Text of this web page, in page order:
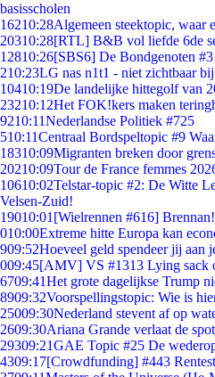
basisscholen
16210:28Algemeen steektopic, waar
20310:28[RTL] B&B vol liefde 6de
12810:26[SBS6] De Bondgenoten
210:23LG nas n1t1 - niet zichtbaar
10410:19De landelijke hittegolf van
23210:12Het FOK!kers maken
9210:11Nederlandse Politiek #725
510:11Centraal Bordspeltopic #9
18310:09Migranten breken door
20210:09Tour de France femmes
10610:02Telstar-topic #2: De Witte
Velsen-Zuid!
19010:01 [Wielrennen #616] Brennan!
010:00Extreme hitte Europa kan
909:52Hoeveel geld spendeer jij aan
009:45[AMV] VS #1313 Lying sack
6709:41Het grote dagelijkse Trump
8909:32Voorspellingstopic: Wie is
25009:30Nederland stevent af op
2609:30Ariana Grande verlaat de
29309:21GAE Topic #25 De
4309:17[Crowdfunding] #443